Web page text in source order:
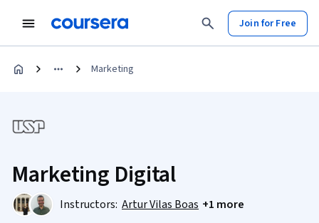
Join for Free
Marketing
Marketing Digital
Instructors: Artur Vilas Boas +1 more